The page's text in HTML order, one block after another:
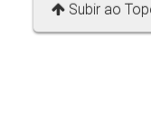
Subir ao